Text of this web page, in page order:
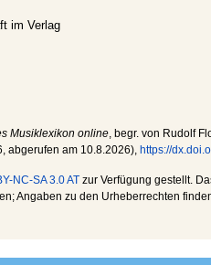
im Verlag
Musiklexikon online, begr. von Rudolf
, abgerufen am 10.8.2026), https://
NC-SA 3.0 AT zur Verfügung gestellt.
Angaben zu den Urheberrechten